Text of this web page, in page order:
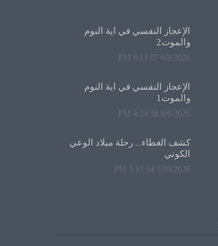
الإعجاز النفسي في آية النوم
والموت2
6/8/2026 6:11:07 PM
الإعجاز النفسي في آية النوم
والموت1
6/6/2026 4:24:58 PM
كشف الغطاء... رحلة ميلاد الوعي
الكوني
5/10/2026 3:17:54 PM